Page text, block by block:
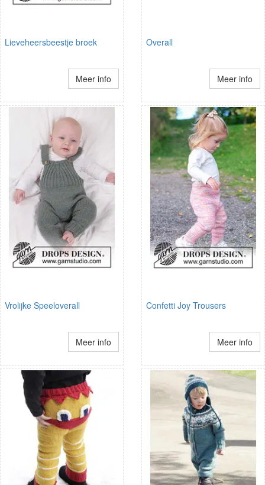
Lieveheersbeestje broek
Meer info
Overall
Meer info
Vrolijke Speeloverall
Meer info
Confetti Joy Trousers
Meer info